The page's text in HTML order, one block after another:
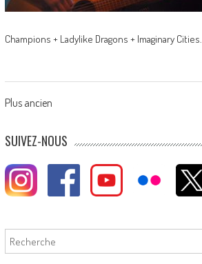
Champions + Ladylike Dragons + Imaginary Cities.
Posts
navigation
Plus ancien
SUIVEZ-NOUS
Rechercher